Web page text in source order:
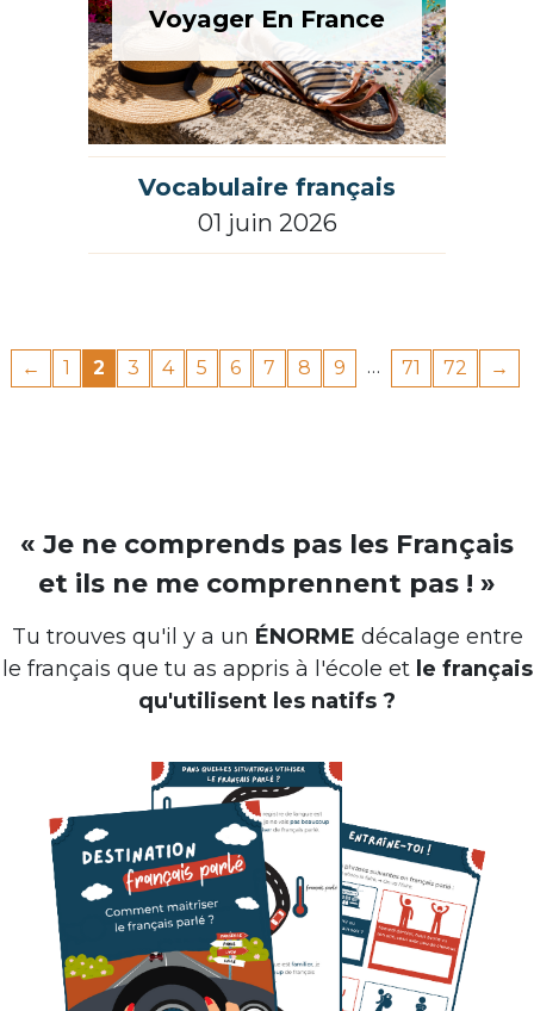
Voyager En France
Vocabulaire français
01 juin 2026
← 1 2 3 4 5 6 7 8 9 71 72 →
« Je ne comprends pas les Français
et ils ne me comprennent pas ! »
Tu trouves qu'il y a un ÉNORME décalage entre
le français que tu as appris à l'école et le français
qu'utilisent les natifs ?